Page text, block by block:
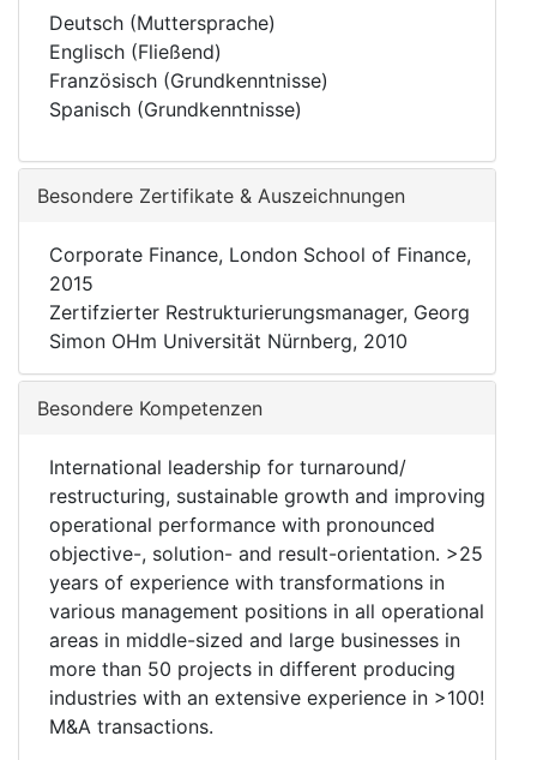
Deutsch (Muttersprache)
Englisch (Fließend)
Französisch (Grundkenntnisse)
Spanisch (Grundkenntnisse)
Besondere Zertifikate & Auszeichnungen
Corporate Finance, London School of Finance,
2015
Zertifzierter Restrukturierungsmanager, Georg
Simon OHm Universität Nürnberg, 2010
Besondere Kompetenzen
International leadership for turnaround/
restructuring, sustainable growth and improving
operational performance with pronounced
objective-, solution- and result-orientation. >25
years of experience with transformations in
various management positions in all operational
areas in middle-sized and large businesses in
more than 50 projects in different producing
industries with an extensive experience in >100!
M&A transactions.